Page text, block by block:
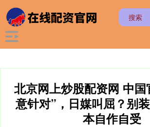
北京网上炒股配资网 中国
意针对”，日媒叫屈？别
本自作自受